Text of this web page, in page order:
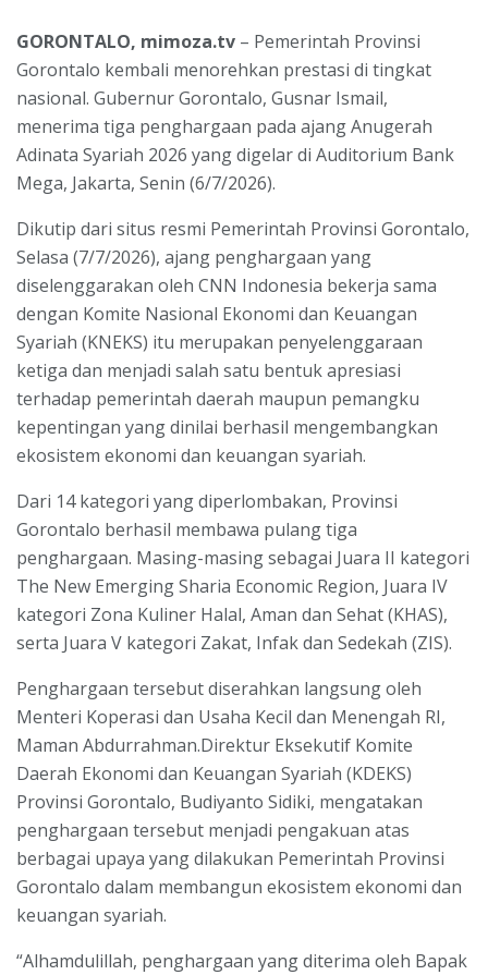
GORONTALO, mimoza.tv – Pemerintah Provinsi
Gorontalo kembali menorehkan prestasi di tingkat
nasional. Gubernur Gorontalo, Gusnar Ismail,
menerima tiga penghargaan pada ajang Anugerah
Adinata Syariah 2026 yang digelar di Auditorium Bank
Mega, Jakarta, Senin (6/7/2026).
Dikutip dari situs resmi Pemerintah Provinsi Gorontalo,
Selasa (7/7/2026), ajang penghargaan yang
diselenggarakan oleh CNN Indonesia bekerja sama
dengan Komite Nasional Ekonomi dan Keuangan
Syariah (KNEKS) itu merupakan penyelenggaraan
ketiga dan menjadi salah satu bentuk apresiasi
terhadap pemerintah daerah maupun pemangku
kepentingan yang dinilai berhasil mengembangkan
ekosistem ekonomi dan keuangan syariah.
Dari 14 kategori yang diperlombakan, Provinsi
Gorontalo berhasil membawa pulang tiga
penghargaan. Masing-masing sebagai Juara II kategori
The New Emerging Sharia Economic Region, Juara IV
kategori Zona Kuliner Halal, Aman dan Sehat (KHAS),
serta Juara V kategori Zakat, Infak dan Sedekah (ZIS).
Penghargaan tersebut diserahkan langsung oleh
Menteri Koperasi dan Usaha Kecil dan Menengah RI,
Maman Abdurrahman.Direktur Eksekutif Komite
Daerah Ekonomi dan Keuangan Syariah (KDEKS)
Provinsi Gorontalo, Budiyanto Sidiki, mengatakan
penghargaan tersebut menjadi pengakuan atas
berbagai upaya yang dilakukan Pemerintah Provinsi
Gorontalo dalam membangun ekosistem ekonomi dan
keuangan syariah.
“Alhamdulillah, penghargaan yang diterima oleh Bapak